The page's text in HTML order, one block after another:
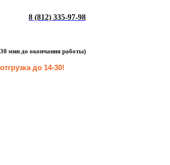
8 (812) 335-97-98
30 мин до окончания работы)
до 14-30!